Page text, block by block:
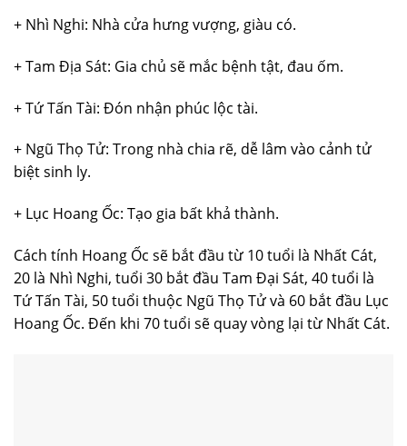
+ Nhì Nghi: Nhà cửa hưng vượng, giàu có.
+ Tam Địa Sát: Gia chủ sẽ mắc bệnh tật, đau ốm.
+ Tứ Tấn Tài: Đón nhận phúc lộc tài.
+ Ngũ Thọ Tử: Trong nhà chia rẽ, dễ lâm vào cảnh tử
biệt sinh ly.
+ Lục Hoang Ốc: Tạo gia bất khả thành.
Cách tính Hoang Ốc sẽ bắt đầu từ 10 tuổi là Nhất Cát,
20 là Nhì Nghi, tuổi 30 bắt đầu Tam Đại Sát, 40 tuổi là
Tứ Tấn Tài, 50 tuổi thuộc Ngũ Thọ Tử và 60 bắt đầu Lục
Hoang Ốc. Đến khi 70 tuổi sẽ quay vòng lại từ Nhất Cát.